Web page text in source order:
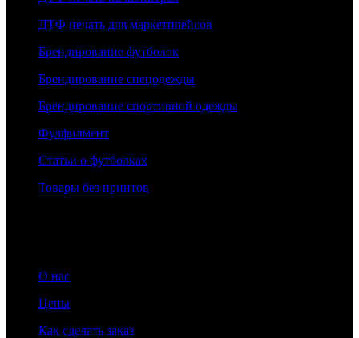
ДТФ печать для маркетплейсов
Брендирование футболок
Брендирование спецодежды
Брендирование спортивной одежды
Фулфилмент
Статьи о футболках
Товары без принтов
О нас
Цены
Как сделать заказ